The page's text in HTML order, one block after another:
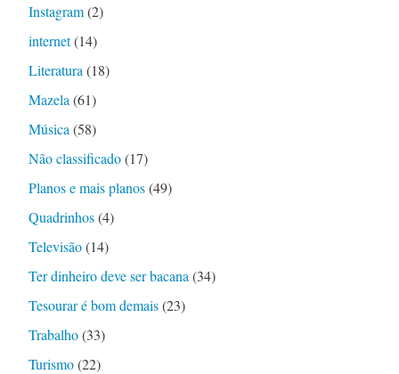
Instagram(2)
internet(14)
Literatura (18)
Mazela (61)
Música (58)
Não classificado(17)
Planos e mais planos(49)
Quadrinhos(4)
Televisão(14)
Ter dinheiro deve ser bacana (34)
Tesourar é bom demais(23)
Trabalho(33)
Turismo(22)